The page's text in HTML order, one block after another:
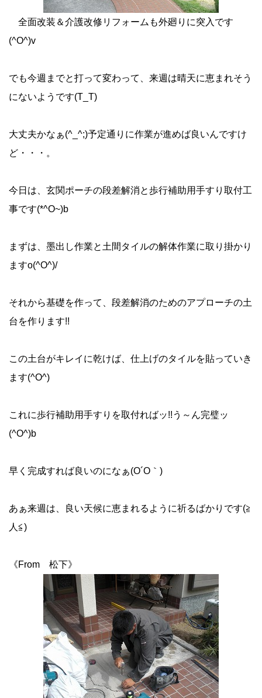
全面改装＆介護改修リフォームも外廻りに突入です
(^O^)v
でも今週までと打って変わって、来週は晴天に恵まれそう
にないようです(T_T)ゝ
大丈夫かなぁ(^_^;)予定通りに作業が進めば良いんですけ
ど・・・。
今日は、玄関ポーチの段差解消と歩行補助用手すり取付工
事です(*^O~)b
まずは、墨出し作業と土間タイルの解体作業に取り掛かり
ますo(^O^)/
それから基礎を作って、段差解消のためのアプローチの土
台を作ります!!
この土台がキレイに乾けば、仕上げのタイルを貼っていき
ます(^O^)
これに歩行補助用手すりを取付ればッ!!う～ん完璧ッ
(^O^)b
早く完成すれば良いのになぁ(O´O｀)
あぁ来週は、良い天候に恵まれるように祈るばかりです(≧
人≦)
《From 松下》